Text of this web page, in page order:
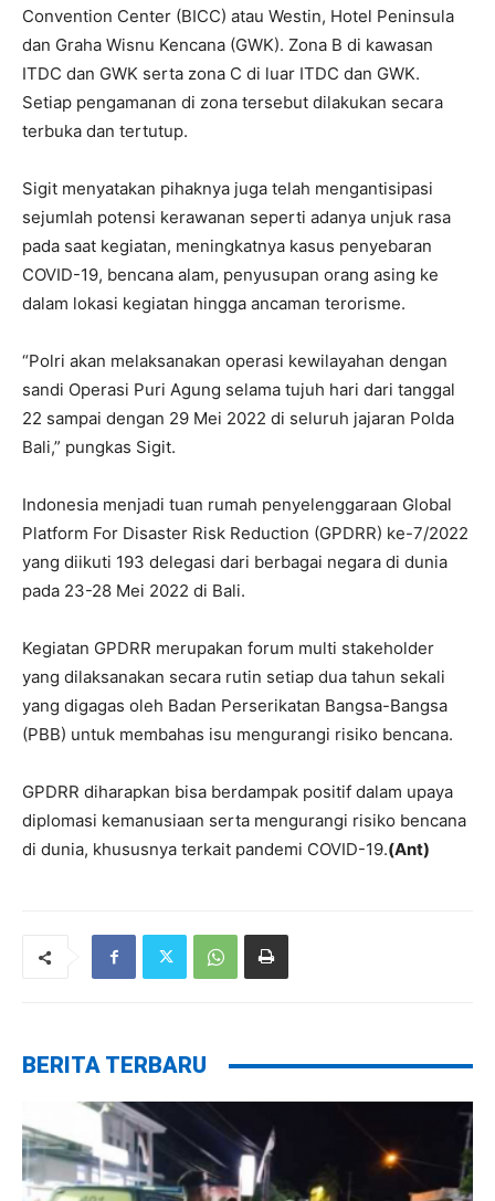
Convention Center (BICC) atau Westin, Hotel Peninsula
dan Graha Wisnu Kencana (GWK). Zona B di kawasan
ITDC dan GWK serta zona C di luar ITDC dan GWK.
Setiap pengamanan di zona tersebut dilakukan secara
terbuka dan tertutup.
Sigit menyatakan pihaknya juga telah mengantisipasi
sejumlah potensi kerawanan seperti adanya unjuk rasa
pada saat kegiatan, meningkatnya kasus penyebaran
COVID-19, bencana alam, penyusupan orang asing ke
dalam lokasi kegiatan hingga ancaman terorisme.
“Polri akan melaksanakan operasi kewilayahan dengan
sandi Operasi Puri Agung selama tujuh hari dari tanggal
22 sampai dengan 29 Mei 2022 di seluruh jajaran Polda
Bali,” pungkas Sigit.
Indonesia menjadi tuan rumah penyelenggaraan Global
Platform For Disaster Risk Reduction (GPDRR) ke-7/2022
yang diikuti 193 delegasi dari berbagai negara di dunia
pada 23-28 Mei 2022 di Bali.
Kegiatan GPDRR merupakan forum multi stakeholder
yang dilaksanakan secara rutin setiap dua tahun sekali
yang digagas oleh Badan Perserikatan Bangsa-Bangsa
(PBB) untuk membahas isu mengurangi risiko bencana.
GPDRR diharapkan bisa berdampak positif dalam upaya
diplomasi kemanusiaan serta mengurangi risiko bencana
di dunia, khususnya terkait pandemi COVID-19.(Ant)
BERITA TERBARU